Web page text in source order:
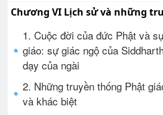
Chương VI Lịch sử và những
1. Cuộc đời của đức Phật và
giáo: sự giác ngộ của
dạy của ngài
2. Những truyền thống Phật
và khác biệt